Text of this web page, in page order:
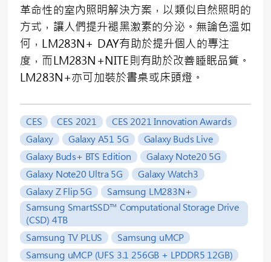
革命性的室內照明解決方案，以類似自然照明的
方式，讓人們提升褪黑激素的分泌。無論色溫如
何，LM283N+ DAY有助於提升個人的專注
度，而LM283N+NITE則有助於改善睡眠品質。
LM283N+亦可加裝於書桌或床頭燈。
CES CES 2021
CES 2021 Innovation Awards
Galaxy
Galaxy A51 5G
Galaxy Buds Live
Galaxy Buds+ BTS Edition
Galaxy Note20 5G
Galaxy Note20 Ultra 5G
Galaxy Watch3
Galaxy Z Flip 5G
Samsung LM283N+
Samsung SmartSSD™ Computational Storage Drive
(CSD) 4TB
Samsung TV PLUS
Samsung uMCP
Samsung uMCP (UFS 3.1 256GB + LPDDR5 12GB)